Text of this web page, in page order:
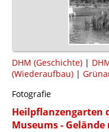
DHM (Geschichte) |
(Wiederaufbau) |
Fotografie
Heilpflanzengarten
Museums -